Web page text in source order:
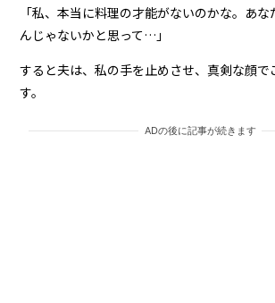
「私、本当に料理の才能がないのかな。あ
んじゃないかと思って…」
すると夫は、私の手を止めさせ、真剣な顔で
す。
ADの後に記事が続きます